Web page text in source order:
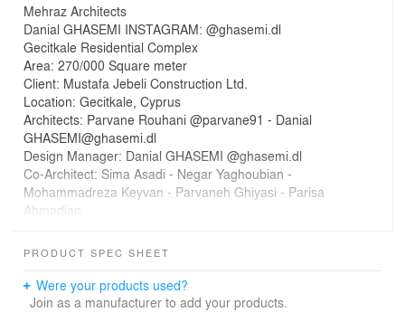
Mehraz Architects
Danial GHASEMI INSTAGRAM: @ghasemi.dl
Gecitkale Residential Complex
Area: 270/000 Square meter
Client: Mustafa Jebeli Construction Ltd.
Location: Gecitkale, Cyprus
Architects: Parvane Rouhani @parvane91 - Danial
GHASEMI@ghasemi.dl
Design Manager: Danial GHASEMI @ghasemi.dl
Co-Architect: Sima Asadi - Negar Yaghoubian -
Mohammadreza Keyvan - Parvaneh Ghiyasi - Parisa
Ahmadian
Maqquet: Eng. Adel Farzam
گروه معماری مهراز
مجموعه مسکونی گجیتکاله
PRODUCT SPEC SHEET
Were your products used?
Join as a manufacturer to add your products.